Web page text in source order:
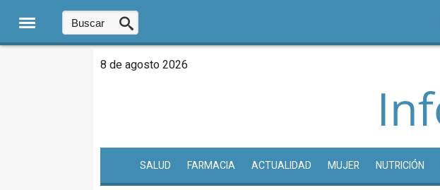
8 de agosto 2026
SALUD FARMACIA ACTUALIDAD MUJER NUTRICIÓN